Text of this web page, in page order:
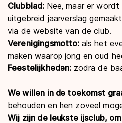
Clubblad: Nee, maar er wordt
uitgebreid jaarverslag
via de website van de club.
Verenigingsmotto: als het
maken waarop jong en oud
Feestelijkheden: zodra de
We willen in de toekomst
behouden en hen zoveel
Wij zijn de leukste ijsclub,